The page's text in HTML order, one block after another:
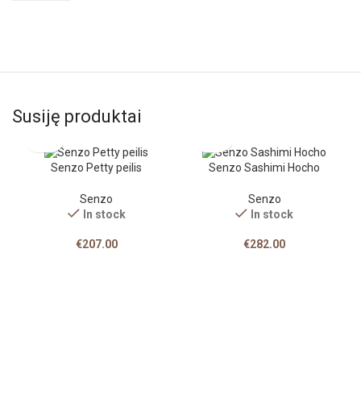
Susiję produktai
Senzo Petty peilis
Senzo
In stock
€207.00
Senzo Sashimi Hocho
Senzo
In stock
€282.00